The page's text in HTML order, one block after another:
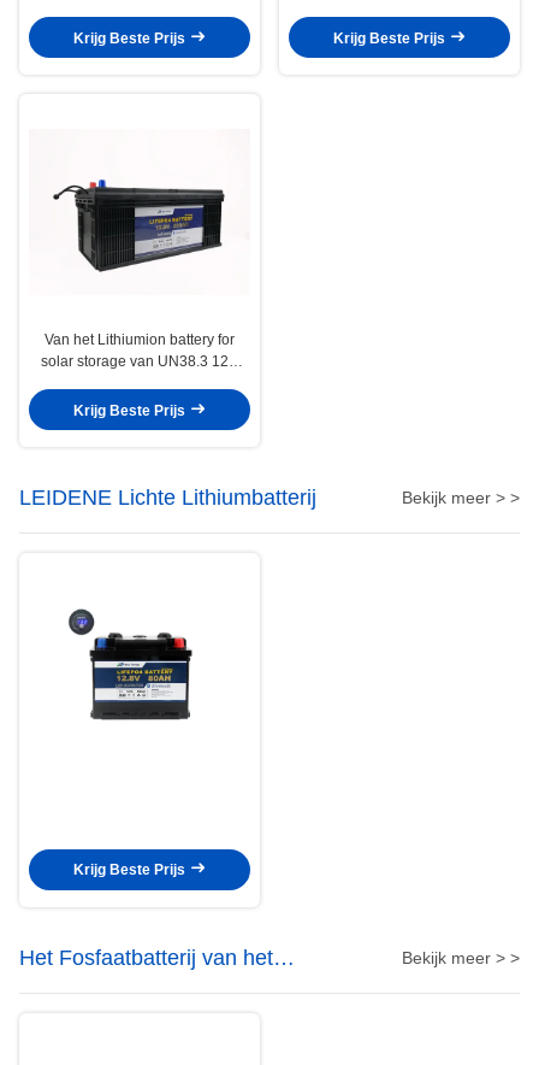
de consument
Krijg Beste Prijs
Energieopslag
Krijg Beste Prijs
Van het Lithiumion battery for
solar storage van UN38.3 12V
Krijg Beste Prijs
LEIDENE Lichte Lithiumbatterij Bekijk meer > >
Krijg Beste Prijs
Het Fosfaatbatterij van het
lithiumijzer
Bekijk meer > >